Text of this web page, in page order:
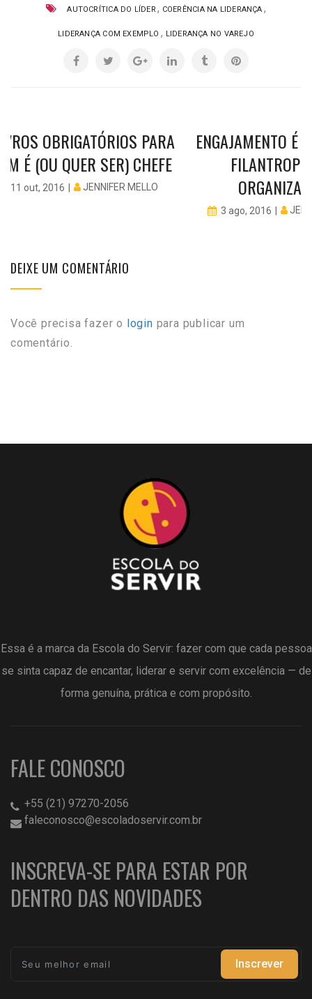
AUTOCRÍTICA DO LÍDER, COERÊNCIA NA LIDERANÇA ,
LIDERANÇA COM EXEMPLO , LIDERANÇA NO VAREJO
OBRIGATÓRIOS PARA
É (OU QUER SER) CHEFE
11 out, 2016 JENNIFER MELLO
ENGAJAMENTO É
3 ago, 2016
DEIXE UM COMENTÁRIO
Você precisa fazer o login para publicar um
comentário.
Essa é a marca da Escola do Servir: fazer com que cada pessoa
se sinta capaz de encantar, liderar e servir com excelência — de
forma genuína, prática e com propósito.
FALE CONOSCO
+55 (21) 97270-2056
faleconosco@escoladoservir.com.br
INSCREVA-SE PARA ESTAR POR
DENTRO DAS NOVIDADES
Inscrever